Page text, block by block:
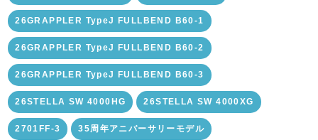
26GRAPPLER TypeJ FULLBEND B60-1
26GRAPPLER TypeJ FULLBEND B60-2
26GRAPPLER TypeJ FULLBEND B60-3
26STELLA SW 4000HG 26STELLA SW 4000XG
2701FF-3 35周年アニバーサリーモデル